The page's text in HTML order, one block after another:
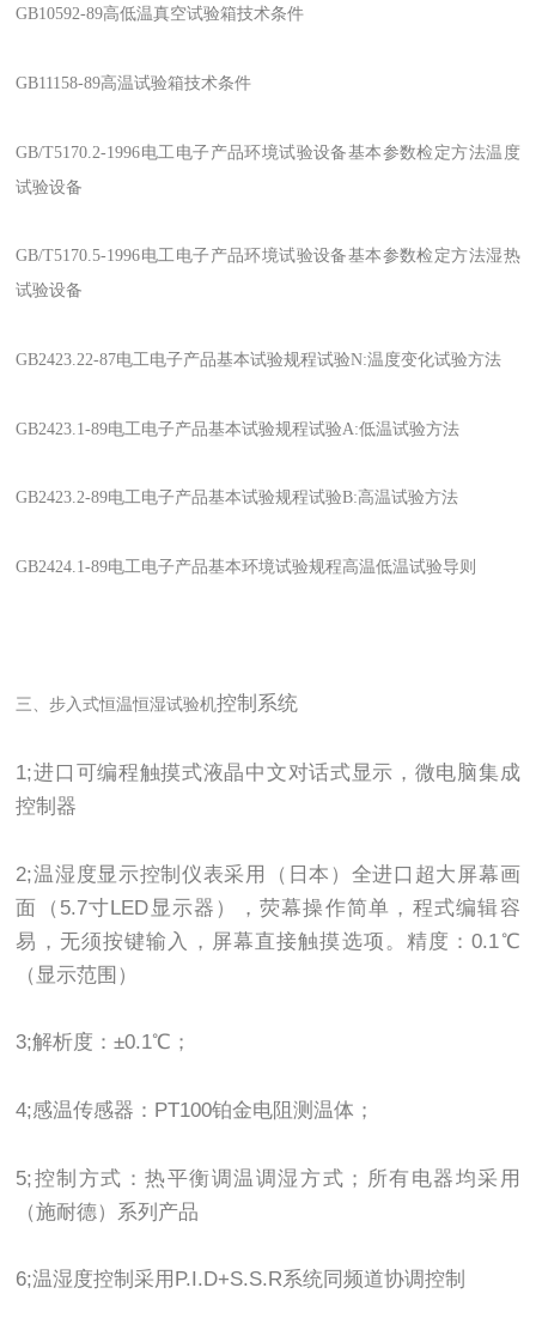
GB10592-89高低温真空试验箱技术条件
GB11158-89高温试验箱技术条件
GB/T5170.2-1996电工电子产品环境试验设备基本参数检定方法温度
试验设备
GB/T5170.5-1996电工电子产品环境试验设备基本参数检定方法湿热
试验设备
GB2423.22-87电工电子产品基本试验规程试验N:温度变化试验方法
GB2423.1-89电工电子产品基本试验规程试验A:低温试验方法
GB2423.2-89电工电子产品基本试验规程试验B:高温试验方法
GB2424.1-89电工电子产品基本环境试验规程高温低温试验导则
三、步入式恒温恒湿试验机控制系统
1;进口可编程触摸式液晶中文对话式显示，微电脑集成
控制器
2;温湿度显示控制仪表采用（日本）全进口超大屏幕画
面（5.7寸LED显示器），荧幕操作简单，程式编辑容
易，无须按键输入，屏幕直接触摸选项。精度：0.1℃
（显示范围）
3;解析度：±0.1℃；
4;感温传感器：PT100铂金电阻测温体；
5;控制方式：热平衡调温调湿方式；所有电器均采用
（施耐德）系列产品
6;温湿度控制采用P.I.D+S.S.R系统同频道协调控制